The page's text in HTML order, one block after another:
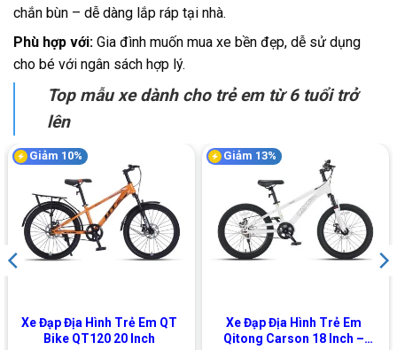
chắn bùn – dễ dàng lắp ráp tại nhà.
Phù hợp với: Gia đình muốn mua xe bền đẹp, dễ sử dụng
cho bé với ngân sách hợp lý.
Top mẫu xe dành cho trẻ em từ 6 tuổi trở
lên
Giảm 10%
Xe Đạp Địa Hình Trẻ Em QT
Bike QT120 20 Inch
Giảm 13%
Xe Đạp Địa Hình Trẻ Em
Qitong Carson 18 Inch –